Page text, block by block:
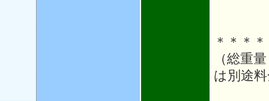
＊＊＊
（総重
は別途